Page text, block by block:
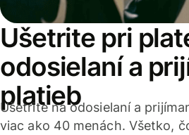
Ušetrite pri
odosielaní a
platieb
Ušetrite na odosielaní a
viac ako 40 menách. Všetko,